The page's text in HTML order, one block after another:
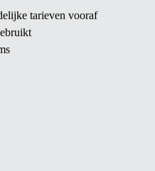
tarieven vooraf